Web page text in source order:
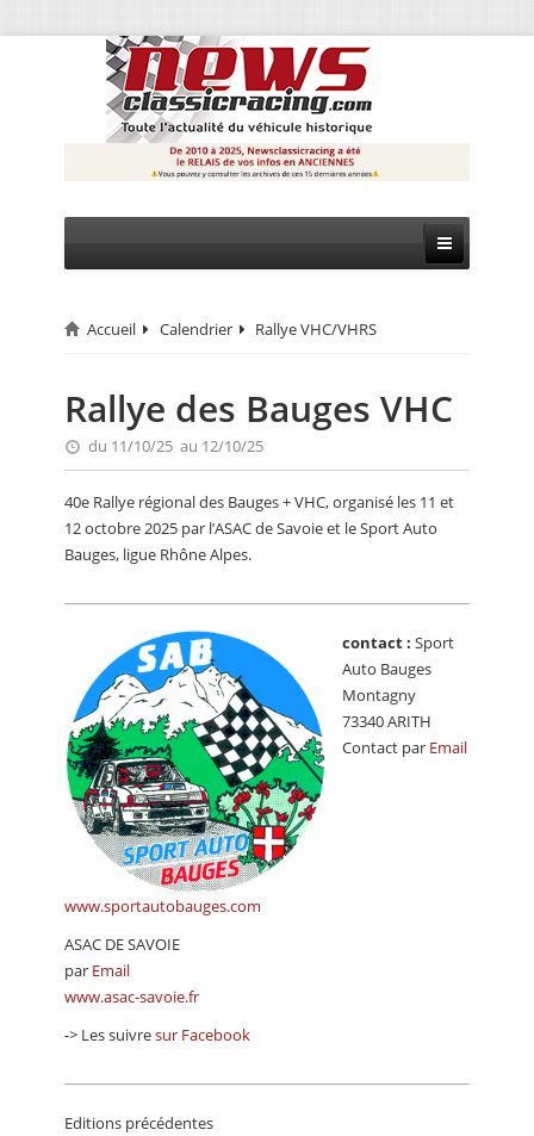
CIRCUIT
RALLYE
MONTAGNE
EVÈNEMENTS
ANNUAIRES
PETITES ANNONCES
Accueil Calendrier Rallye VHC/VHRS
Rallye des Bauges VHC
du 11/10/25 au 12/10/25
40e Rallye régional des Bauges + VHC, organisé les 11 et
12 octobre 2025 par l’ASAC de Savoie et le Sport Auto
Bauges, ligue Rhône Alpes.
contact : Sport
Auto Bauges
Montagny
73340 ARITH
Contact par Email
www.sportautobauges.com
ASAC DE SAVOIE
par Email
www.asac-savoie.fr
-> Les suivresur Facebook
Editions précédentes